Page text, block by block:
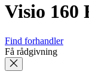
Visio 160
Find forhandler
Få rådgivning